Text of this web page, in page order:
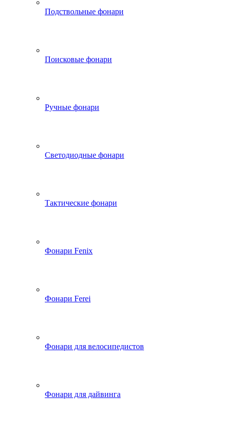
Подствольные фонари
Поисковые фонари
Ручные фонари
Светодиодные фонари
Тактические фонари
Фонари Fenix
Фонари Ferei
Фонари для велосипедистов
Фонари для дайвинга